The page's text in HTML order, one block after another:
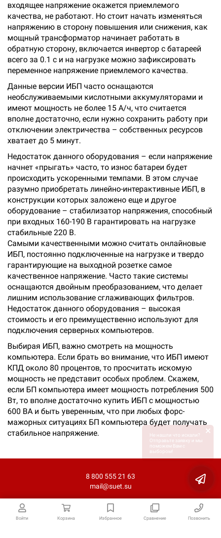
Войти Корзина Избранное Сравнение Позвонить
входящее напряжение окажется приемлемого
качества, не работают. Но стоит начать изменяться
напряжению в сторону повышения или снижения, как
мощный трансформатор начинает работать в
обратную сторону, включается инвертор с батареей
всего за 0.1 с и на нагрузке можно зафиксировать
переменное напряжение приемлемого качества.
Данные версии ИБП часто оснащаются
необслуживаемыми кислотными аккумуляторами и
имеют мощность не более 15 А/ч, что считается
вполне достаточно, если нужно сохранить работу при
отключении электричества – собственных ресурсов
хватает до 5 минут.
Недостаток данного оборудования – если напряжение
начнет «прыгать» часто, то износ батареи будет
происходить ускоренными темпами. В этом случае
разумно приобретать линейно-интерактивные ИБП, в
конструкции которых заложено еще и другое
оборудование – стабилизатор напряжения, способный
при входных 160-190 В гарантировать на нагрузке
стабильные 220 В.
Самыми качественными можно считать онлайновые
ИБП, постоянно подключенные на нагрузке и твердо
гарантирующие на выходной розетке самое
качественное напряжение. Часто такие системы
оснащаются двойным преобразованием, что делает
лишним использование сглаживающих фильтров.
Недостаток данного оборудования – высокая
стоимость и его преимущественно используют для
подключения серверных компьютеров.
Выбирая ИБП, важно смотреть на мощность
компьютера. Если брать во внимание, что ИБП имеют
КПД около 80 процентов, то просчитать искомую
мощность не представит особых проблем. Скажем,
если БП компьютера имеет мощность потребления 500
Вт, то вполне достаточно купить ИБП с мощностью
600 ВА и быть уверенным, что при любых форс-
мажорных ситуациях БП компьютера будет получать
стабильное напряжение.
8 800 555 21 63
mail@suet.su
Не нашли что искали?
Отправьте заявку и мы
поможем Вам с
выбором!
×